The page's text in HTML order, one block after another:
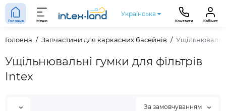
Головна Меню
Українська
Контакти Кабінет
Головна Запчастини для каркасних басейнів
Ущільнювальні гумки для фільтрів
Intex
За замовчуванням